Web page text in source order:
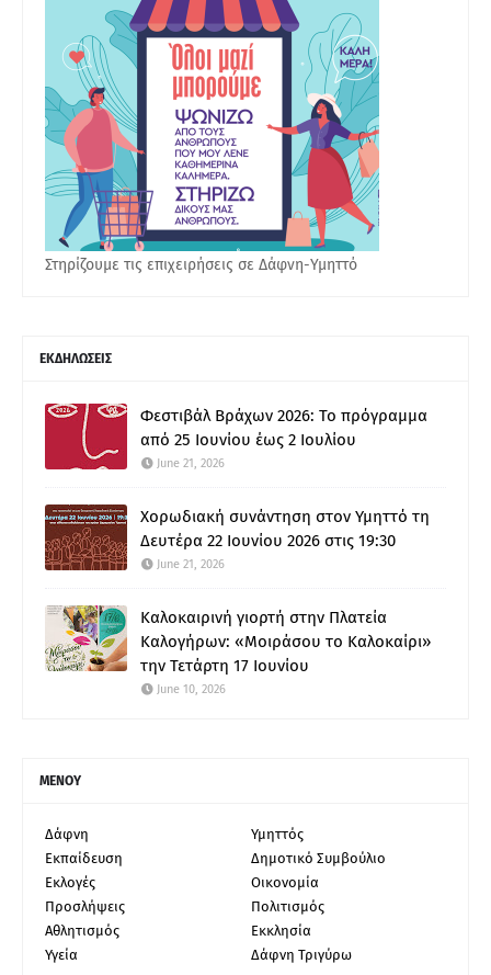
Στηρίζουμε τις επιχειρήσεις σε Δάφνη-Υμηττό
ΕΚΔΗΛΩΣΕΙΣ
Φεστιβάλ Βράχων 2026: Το πρόγραμμα
από 25 Ιουνίου έως 2 Ιουλίου
June 21, 2026
Χορωδιακή συνάντηση στον Υμηττό τη
Δευτέρα 22 Ιουνίου 2026 στις 19:30
June 21, 2026
Καλοκαιρινή γιορτή στην Πλατεία
Καλογήρων: «Μοιράσου το Καλοκαίρι»
την Τετάρτη 17 Ιουνίου
June 10, 2026
ΜΕΝΟΥ
Δάφνη
Υμηττός
Εκπαίδευση
Δημοτικό Συμβούλιο
Εκλογές
Οικονομία
Προσλήψεις
Πολιτισμός
Αθλητισμός
Εκκλησία
Υγεία
Δάφνη Τριγύρω